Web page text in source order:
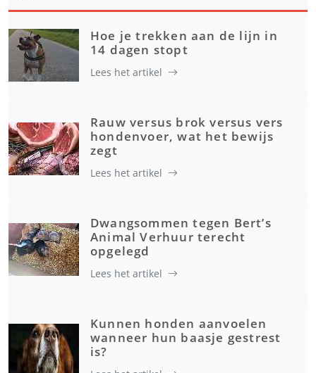
Hoe je trekken aan de lijn in
14 dagen stopt
Lees het artikel
Rauw versus brok versus vers
hondenvoer, wat het bewijs
zegt
Lees het artikel
Dwangsommen tegen Bert’s
Animal Verhuur terecht
opgelegd
Lees het artikel
Kunnen honden aanvoelen
wanneer hun baasje gestrest
is?